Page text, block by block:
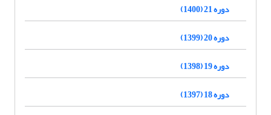
دوره 21 (1400)
دوره 20 (1399)
دوره 19 (1398)
دوره 18 (1397)